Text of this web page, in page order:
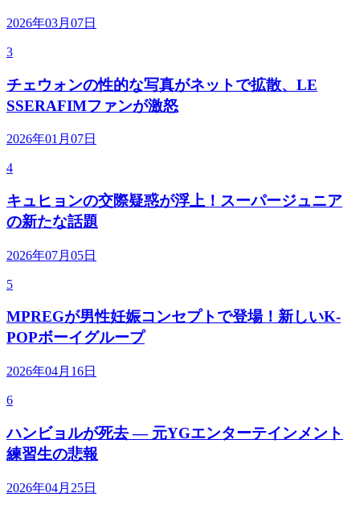
2026年03月07日
3
チェウォンの性的な写真がネットで拡散、LE
SSERAFIMファンが激怒
2026年01月07日
4
キュヒョンの交際疑惑が浮上！スーパージュニア
の新たな話題
2026年07月05日
5
MPREGが男性妊娠コンセプトで登場！新しいK-
POPボーイグループ
2026年04月16日
6
ハンビョルが死去 — 元YGエンターテインメント
練習生の悲報
2026年04月25日